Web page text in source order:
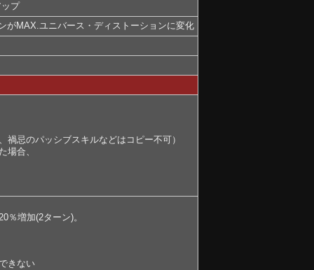
プ
がMAX.ユニバース・ディストーションに変化
忌のパッシブスキルなどはコピー不可）
場合、
％増加(2ターン)。
きない